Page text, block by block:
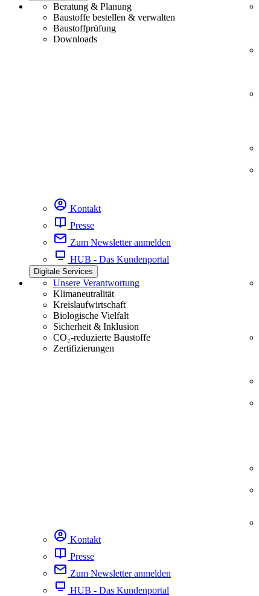
Beratung & Planung
Baustoffe bestellen & verwalten
Baustoffprüfung
Downloads
Kontakt
Presse
Zum Newsletter anmelden
HUB - Das Kundenportal
Digitale Services
Unsere Verantwortung
Klimaneutralität
Kreislaufwirtschaft
Biologische Vielfalt
Sicherheit & Inklusion
CO₂-reduzierte Baustoffe
Zertifizierungen
Kontakt
Presse
Zum Newsletter anmelden
HUB - Das Kundenportal